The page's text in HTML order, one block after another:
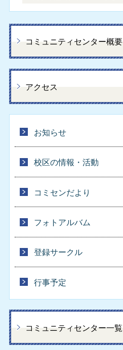
コミュニティセンター概要
アクセス
お知らせ
校区の情報・活動
コミセンだより
フォトアルバム
登録サークル
行事予定
コミュニティセンター一覧